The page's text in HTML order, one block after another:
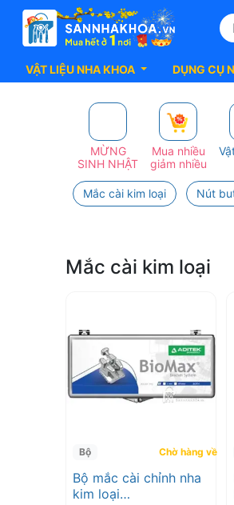
VẬT LIỆU NHA KHOA DỤNG CỤ
Phẩm
ADITEK
2026
MỪNG
SINH NHẬT
Mua nhiều
giảm nhiều
Mắc cài kim loại Nút
Mắc cài kim loại
Bộ Chờ hàng về
Bộ mắc cài chỉnh nha
kim loại